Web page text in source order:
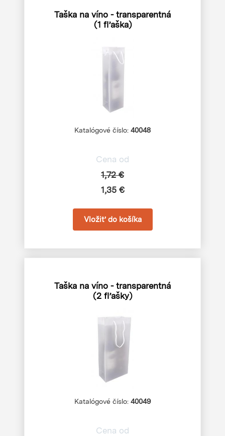
Taška na víno - transparentná
(1 fľaška)
Katalógové číslo: 40048
Cena od
1,72 €
1,35 €
Taška na víno - transparentná
(2 fľašky)
Katalógové číslo: 40049
Cena od